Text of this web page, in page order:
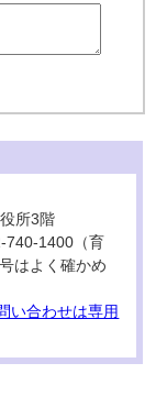
所3階
740-1400（育
はよく確かめ
い合わせは専用